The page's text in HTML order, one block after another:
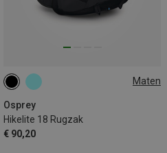
Maten
Osprey
Hikelite 18 Rugzak
€ 90,20
18L